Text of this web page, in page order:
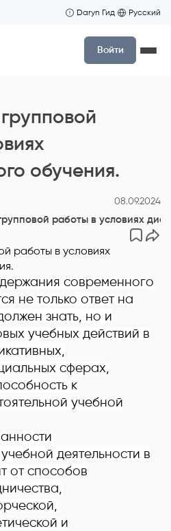
Daryn Гид Русский
Войти
обучения.
08.09.2024
работы в условиях
современного
не только ответ на
знать, но и
учебных действий в
сферах,
к
учебной
деятельности в
от способов
и